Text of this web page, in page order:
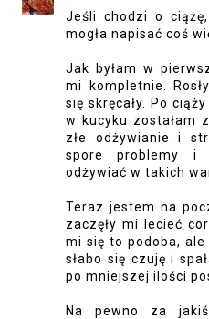
Jeśli chodzi o
mogła napisać coś
Jak byłam w
mi kompletnie.
się skręcały. Po
w kucyku zostałam
złe odżywianie i
spore problemy i
odżywiać w takich
Teraz jestem na
zaczęły mi lecieć
mi się to podoba,
słabo się czuję i
po mniejszej ilości
Na pewno za